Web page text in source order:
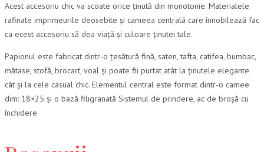
Acest accesoriu chic va scoate orice ținută din monotonie. Materialele
rafinate imprimeurile deosebite și cameea centrală care înnobilează fac
ca ecest accesoriu să dea viață și culoare ținutei tale.
Papionul este fabricat dintr-o țesătură fină, saten, tafta, catifea, bumbac,
mătase, stofă, brocart, voal și poate fii purtat atât la ținutele elegante
cât și la cele casual chic. Elementul central este format dintr-o camee
dim: 18×25 și o bază filigranată Sistemul de prindere, ac de broșă cu
închidere